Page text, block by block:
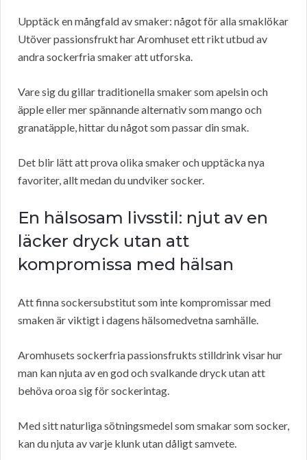
Upptäck en mångfald av smaker: något för alla smaklökar
Utöver passionsfrukt har Aromhuset ett rikt utbud av
andra sockerfria smaker att utforska.
Vare sig du gillar traditionella smaker som apelsin och
äpple eller mer spännande alternativ som mango och
granatäpple, hittar du något som passar din smak.
Det blir lätt att prova olika smaker och upptäcka nya
favoriter, allt medan du undviker socker.
En hälsosam livsstil: njut av en
läcker dryck utan att
kompromissa med hälsan
Att finna sockersubstitut som inte kompromissar med
smaken är viktigt i dagens hälsomedvetna samhälle.
Aromhusets sockerfria passionsfrukts stilldrink visar hur
man kan njuta av en god och svalkande dryck utan att
behöva oroa sig för sockerintag.
Med sitt naturliga sötningsmedel som smakar som socker,
kan du njuta av varje klunk utan dåligt samvete.